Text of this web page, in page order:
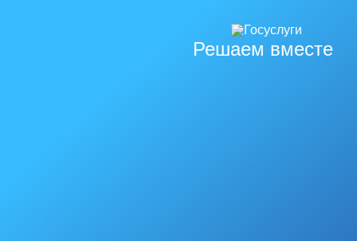
Решаем вместе